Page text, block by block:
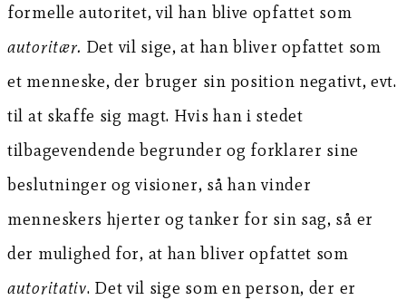
formelle autoritet, vil han blive opfattet som
autoritær. Det vil sige, at han bliver opfattet som
et menneske, der bruger sin position negativt, evt.
til at skaffe sig magt. Hvis han i stedet
tilbagevendende begrunder og forklarer sine
beslutninger og visioner, så han vinder
menneskers hjerter og tanker for sin sag, så er
der mulighed for, at han bliver opfattet som
autoritativ. Det vil sige som en person, der er